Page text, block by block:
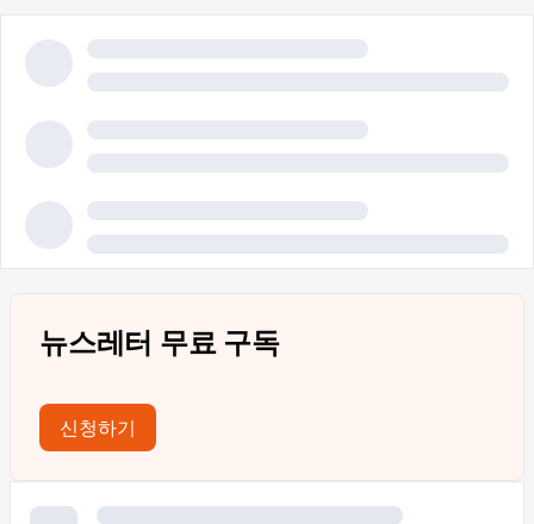
뉴스레터 무료 구독
신청하기